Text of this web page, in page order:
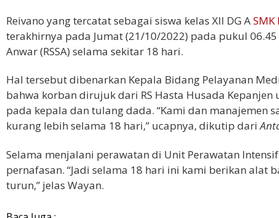
Reivano yang tercatat sebagai siswa kelas XII DG A
terakhirnya pada Jumat (21/10/2022) pada pukul
Anwar (RSSA) selama sekitar 18 hari.
Hal tersebut dibenarkan Kepala Bidang Pelayanan
bahwa korban dirujuk dari RS Hasta Husada
pada kepala dan tulang dada. “Kami dan manajemen
kurang lebih selama 18 hari,” ucapnya, dikutip dari
Selama menjalani perawatan di Unit Perawatan
pernafasan. “Jadi selama 18 hari ini kami berikan
turun,” jelas Wayan.